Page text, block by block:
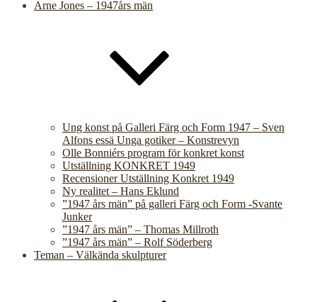
Arne Jones – 1947års män
Ung konst på Galleri Färg och Form 1947 – Sven
Alfons essä Unga gotiker – Konstrevyn
Olle Bonniérs program för konkret konst
Utställning KONKRET 1949
Recensioner Utställning Konkret 1949
Ny realitet – Hans Eklund
”1947 års män” på galleri Färg och Form -Svante
Junker
”1947 års män” – Thomas Millroth
”1947 års män” – Rolf Söderberg
Teman – Välkända skulpturer